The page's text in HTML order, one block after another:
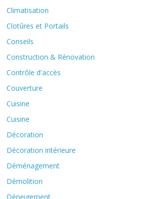
Climatisation
Clotûres et Portails
Conseils
Construction & Rénovation
Contrôle d'accès
Couverture
Cuisine
Cuisine
Décoration
Décoration intérieure
Déménagement
Démolition
Déneigement